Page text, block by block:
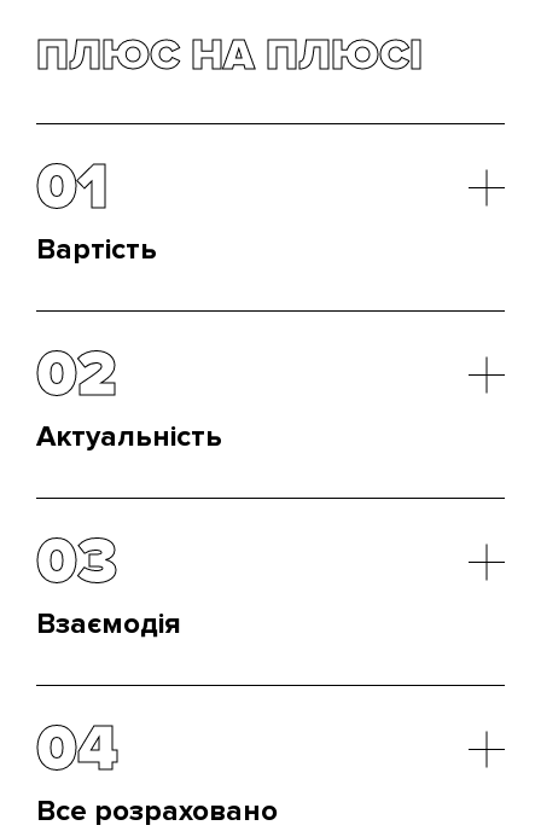
ПЛЮС НА ПЛЮСІ
01
Вартість
Вона низька. Можна вибрати саме той розсильний
задовольняє ваші потреби. Ми із задоволенням
допоможемо вам зробити перші кроки на цьому
02
Актуальність
Ми вміємо очищати базу розсилки від клієнтів, які
потенційних покупців.
03
Взаємодія
Копірайтер створить текст для розсилки та
прямого залучення клієнта за стіл переговорів
або в офіс.
04
Все розраховано